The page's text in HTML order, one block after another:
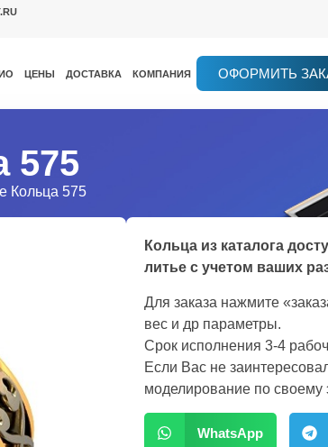
ЦЕНЫ ДОСТАВКА КОМПАНИЯ ОФОРМИТЬ
575
Кольца 575
Кольца из каталога
литье с учетом ваших
Для заказа нажмите
вес и др параметры.
Срок исполнения 3-4
Если Вас не
моделирование по своему
WhatsApp